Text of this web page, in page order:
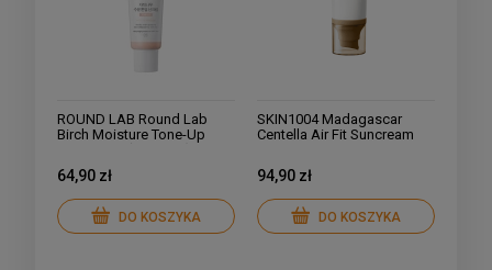
ROUND LAB Round Lab
Birch Moisture Tone-Up
64,90 zł
DO KOSZYKA
SKIN1004 Madagascar
Centella Air Fit Suncream
krem przeciwsłoneczny
50ml
94,90 zł
DO KOSZYKA